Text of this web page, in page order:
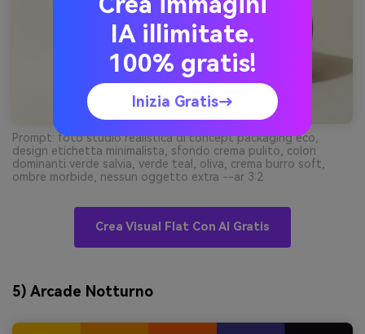
Prompt: foto studio realistica di concept packaging eco,
design etichetta minimalista, sfondo crema pulito, colori
dominanti verde salvia, verde teal, oliva, crema burro soft,
ombre morbide, nessun oggetto extra --ar 3:2
Crea Visual Flat Con AI Gratis
5) Arcade Notturno
IA illimitate.
100% gratis!
Inizia Gratis→